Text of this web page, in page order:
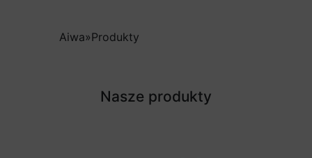
Aiwa»Produkty
Nasze produkty